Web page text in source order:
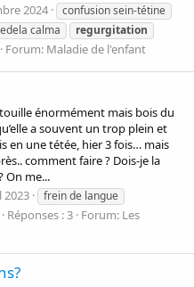
2024
confusion sein-tétine
calma
regurgitation
Forum: Maladie de l'enfant
énormément mais bois du
a souvent un trop plein et
en une tétée, hier 3 fois… mais
comment faire ? Dois-je la
On me...
2023
frein de langue
Réponses : 3 Forum: Les